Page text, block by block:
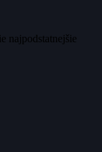
najpodstatnejšie